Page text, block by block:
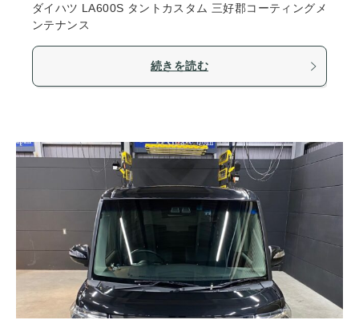
ダイハツ LA600S タントカスタム 三好郡コーティングメ
ンテナンス
続きを読む